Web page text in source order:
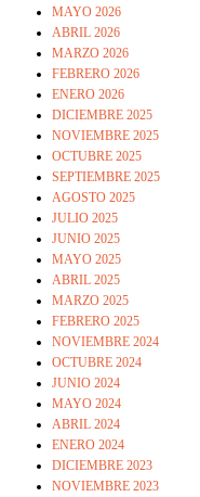
MAYO 2026
ABRIL 2026
MARZO 2026
FEBRERO 2026
ENERO 2026
DICIEMBRE 2025
NOVIEMBRE 2025
OCTUBRE 2025
SEPTIEMBRE 2025
AGOSTO 2025
JULIO 2025
JUNIO 2025
MAYO 2025
ABRIL 2025
MARZO 2025
FEBRERO 2025
NOVIEMBRE 2024
OCTUBRE 2024
JUNIO 2024
MAYO 2024
ABRIL 2024
ENERO 2024
DICIEMBRE 2023
NOVIEMBRE 2023